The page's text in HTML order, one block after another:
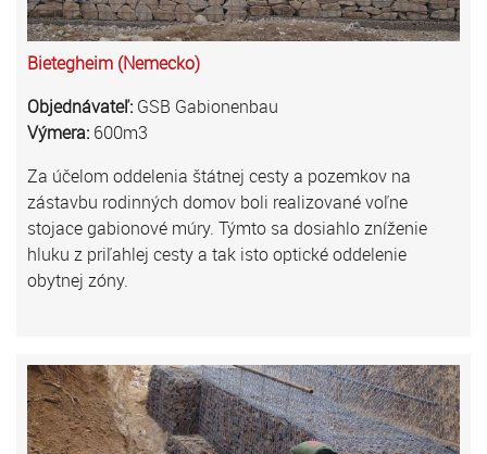
Bietegheim (Nemecko)
Objednávateľ: GSB Gabionenbau
Výmera: 600m3
Za účelom oddelenia štátnej cesty a pozemkov na
zástavbu rodinných domov boli realizované voľne
stojace gabionové múry. Týmto sa dosiahlo zníženie
hluku z priľahlej cesty a tak isto optické oddelenie
obytnej zóny.